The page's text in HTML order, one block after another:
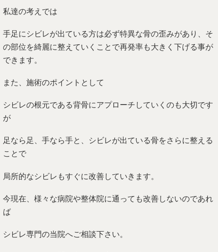
私達の考えでは
手足にシビレが出ている方は必ず特異な骨の歪みがあり、そ
の部位を綺麗に整えていくことで再発率も大きく下げる事が
できます。
また、施術のポイントとして
シビレの根元である背骨にアプローチしていくのも大切です
が
足なら足、手なら手と、シビレが出ている骨をさらに整える
ことで
局所的なシビレもすぐに改善していきます。
今現在、様々な病院や整体院に通っても改善しないのであれ
ば
シビレ専門の当院へご相談下さい。